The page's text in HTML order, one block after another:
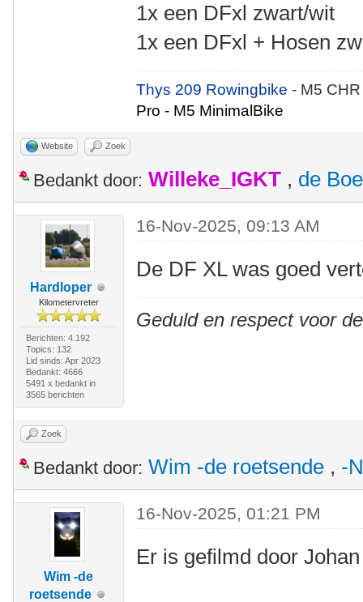
1x een DFxl zwart/wit
1x een DFxl + Hosen
Thys 209 Rowingbike- M5
Pro - M5 MinimalBike
Website Zoek
Bedankt door: Willeke_IGKT , de
Hardloper
Kilometervreter
Berichten: 4.192
Topics: 132
Lid sinds: Apr 2023
Bedankt: 4666
5491 x bedankt in
3565 berichten
16-Nov-2025, 09:13 AM
De DF XL was goed
Geduld en respect voor
Zoek
Bedankt door: Wim -de roetsende , -
Wim -de
roetsende
16-Nov-2025, 01:21 PM
Er is gefilmd door